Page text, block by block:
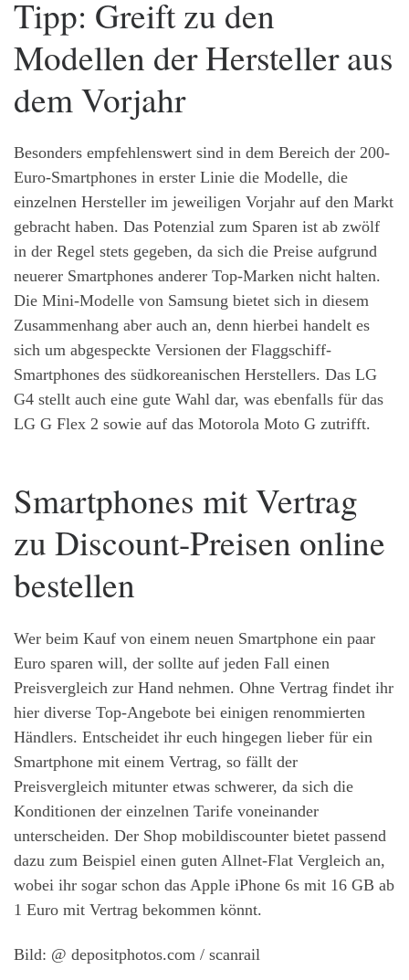
Tipp: Greift zu den
Modellen der Hersteller aus
dem Vorjahr
Besonders empfehlenswert sind in dem Bereich der 200-
Euro-Smartphones in erster Linie die Modelle, die
einzelnen Hersteller im jeweiligen Vorjahr auf den Markt
gebracht haben. Das Potenzial zum Sparen ist ab zwölf
in der Regel stets gegeben, da sich die Preise aufgrund
neuerer Smartphones anderer Top-Marken nicht halten.
Die Mini-Modelle von Samsung bietet sich in diesem
Zusammenhang aber auch an, denn hierbei handelt es
sich um abgespeckte Versionen der Flaggschiff-
Smartphones des südkoreanischen Herstellers. Das LG
G4 stellt auch eine gute Wahl dar, was ebenfalls für das
LG G Flex 2 sowie auf das Motorola Moto G zutrifft.
Smartphones mit Vertrag
zu Discount-Preisen online
bestellen
Wer beim Kauf von einem neuen Smartphone ein paar
Euro sparen will, der sollte auf jeden Fall einen
Preisvergleich zur Hand nehmen. Ohne Vertrag findet ihr
hier diverse Top-Angebote bei einigen renommierten
Händlers. Entscheidet ihr euch hingegen lieber für ein
Smartphone mit einem Vertrag, so fällt der
Preisvergleich mitunter etwas schwerer, da sich die
Konditionen der einzelnen Tarife voneinander
unterscheiden. Der Shop mobildiscounter bietet passend
dazu zum Beispiel einen guten Allnet-Flat Vergleich an,
wobei ihr sogar schon das Apple iPhone 6s mit 16 GB ab
1 Euro mit Vertrag bekommen könnt.
Bild: @ depositphotos.com / scanrail